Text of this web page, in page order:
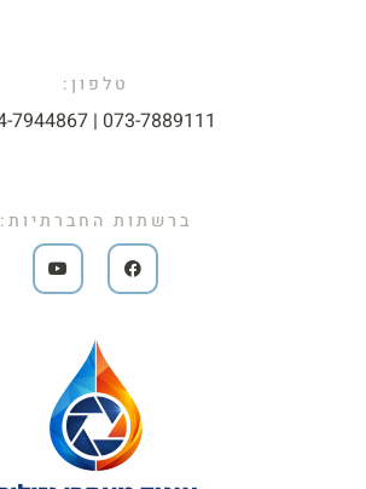
טלפון:
073-7889111 | 054-7944867​
ברשתות החברתיות: